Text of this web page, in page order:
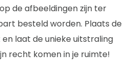
de afbeeldingen zijn ter
besteld worden. Plaats de
laat de unieke uitstraling
recht komen in je ruimte!